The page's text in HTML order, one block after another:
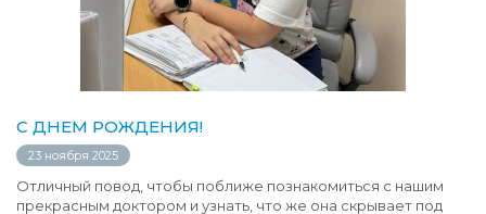
С ДНЕМ РОЖДЕНИЯ!
23 ноября 2025
Отличный повод, чтобы поближе познакомиться с нашим
прекрасным доктором и узнать, что же она скрывает под